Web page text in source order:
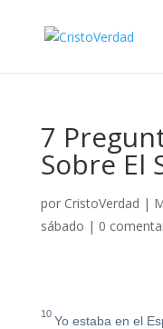
7
Sobre El
por CristoVerdad |
sábado | 0
10 Yo estaba en el